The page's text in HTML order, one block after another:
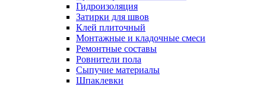
Гидроизоляция
Затирки для швов
Клей плиточный
Монтажные и кладочные смеси
Ремонтные составы
Ровнители пола
Сыпучие материалы
Шпаклевки